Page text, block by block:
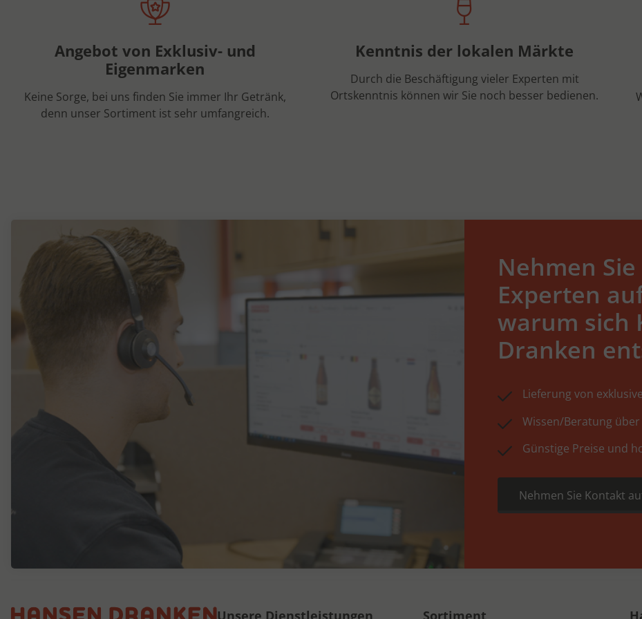
Angebot von Exklusiv- und
Eigenmarken
Keine Sorge, bei uns finden Sie immer Ihr Getränk,
denn unser Sortiment ist sehr umfangreich.
Kenntnis der lokalen Märkte
Durch die Beschäftigung vieler Experten mit
Ortskenntnis können wir Sie noch besser bedienen.
Nehmen
Experten
warum sich
Dranken
Lieferung von
Wissen/Beratung
Günstige Preise und
Nehmen Sie Kontakt